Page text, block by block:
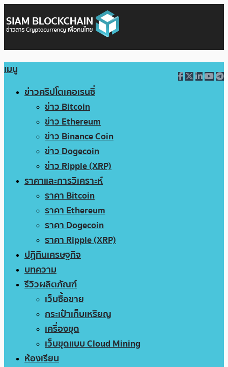
เมนู
ข่าวคริปโตเคอเรนซี่
ข่าว Bitcoin
ข่าว Ethereum
ข่าว Binance Coin
ข่าว Dogecoin
ข่าว Ripple (XRP)
ราคาและการวิเคราะห์
ราคา Bitcoin
ราคา Ethereum
ราคา Dogecoin
ราคา Ripple (XRP)
ปฏิทินเศรษฐกิจ
บทความ
รีวิวผลิตภัณฑ์
เว็บซื้อขาย
กระเป๋าเก็บเหรียญ
เครื่องขุด
เว็บขุดแบบ Cloud Mining
ห้องเรียน